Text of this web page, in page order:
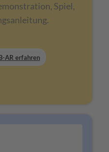
Spiel,
AR erfahren